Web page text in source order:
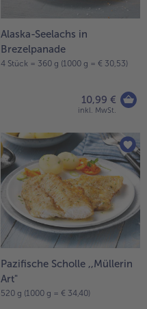
Alaska-Seelachs in
Brezelpanade
4 Stück = 360 g (1000 g = € 30,53)
10,99 €
inkl. MwSt.
Pazifische Scholle ,,Müllerin
Art"
520 g (1000 g = € 34,40)